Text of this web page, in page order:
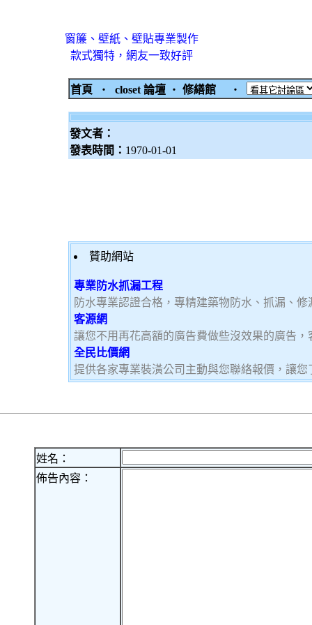
窗簾、壁紙、壁貼專業製作
款式獨特，網友一致好評
首頁 ‧ closet 論壇 ‧ 修繕館 ‧
發文者：
發表時間： 1970-01-01
贊助網站
專業防水抓漏工程
防水專業認證合格，專精建築物防水、抓漏、
客源網
讓您不用再花高額的廣告費做些沒效果的廣告
全民比價網
提供各家專業裝潢公司主動與您聯絡報價，讓
姓名：
佈告內容：